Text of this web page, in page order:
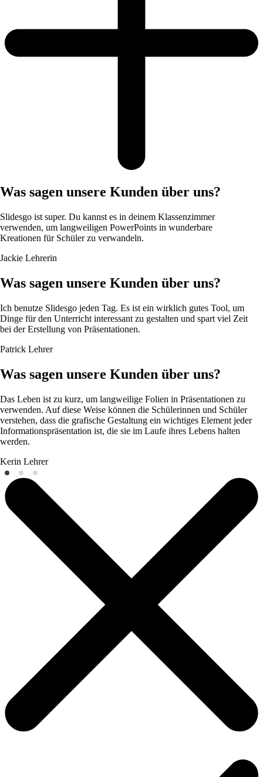
Was sagen unsere Kunden über uns?
Slidesgo ist super. Du kannst es in deinem Klassenzimmer
verwenden, um langweiligen PowerPoints in wunderbare
Kreationen für Schüler zu verwandeln.
Jackie Lehrerin
Was sagen unsere Kunden über uns?
Ich benutze Slidesgo jeden Tag. Es ist ein wirklich gutes Tool, um
Dinge für den Unterricht interessant zu gestalten und spart viel Zeit
bei der Erstellung von Präsentationen.
Patrick Lehrer
Was sagen unsere Kunden über uns?
Das Leben ist zu kurz, um langweilige Folien in Präsentationen zu
verwenden. Auf diese Weise können die Schülerinnen und Schüler
verstehen, dass die grafische Gestaltung ein wichtiges Element jeder
Informationspräsentation ist, die sie im Laufe ihres Lebens halten
werden.
Kerin Lehrer